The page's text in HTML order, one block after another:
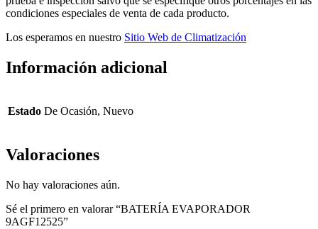
condiciones especiales de venta de cada producto.
Los esperamos en nuestro Sitio Web de Climatización
Información adicional
Estado De Ocasión, Nuevo
Valoraciones
No hay valoraciones aún.
Sé el primero en valorar “BATERÍA EVAPORADOR
9AGF12525”